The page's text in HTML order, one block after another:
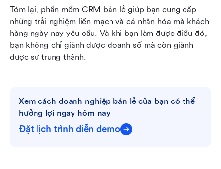
Tóm lại, phần mềm CRM bán lẻ giúp bạn cung cấp
những trải nghiệm liền mạch và cá nhân hóa mà khách
hàng ngày nay yêu cầu. Và khi bạn làm được điều đó,
bạn không chỉ giành được doanh số mà còn giành
được sự trung thành.
Xem cách doanh nghiệp bán lẻ của bạn có thể
hưởng lợi ngay hôm nay
Đặt lịch trình diễn demo